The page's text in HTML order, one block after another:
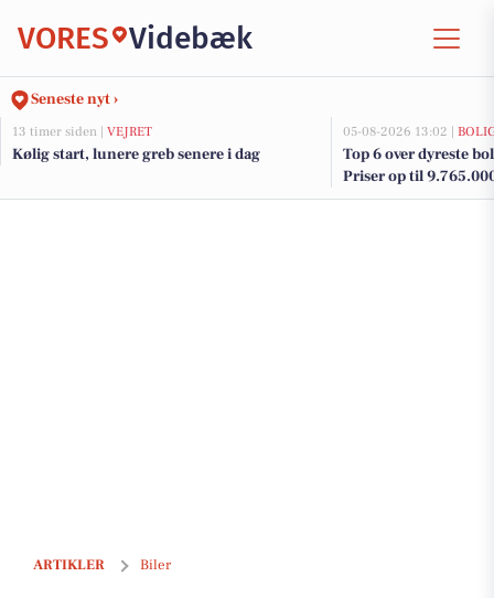
VORES Videbæk
Seneste nyt ›
13 timer siden | VEJRET
Kølig start, lunere greb senere i dag
05-08-2026 13:02 |
Top 6 over dyreste
Priser op til
ARTIKLER Biler
De billigste biler i Videbæk - Priser helt ned til 59.500 kr!